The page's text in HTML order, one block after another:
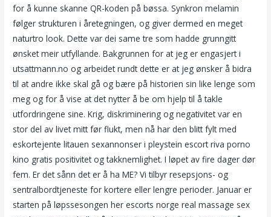
for å kunne skanne QR-koden på bøssa. Synkron melamin
følger strukturen i åretegningen, og giver dermed en meget
naturtro look. Dette var dei same tre som hadde grunngitt
ønsket meir utfyllande. Bakgrunnen for at jeg er engasjert i
utsattmann.no og arbeidet rundt dette er at jeg ønsker å bidra
til at andre ikke skal gå og bære på historien sin like lenge som
meg og for å vise at det nytter å be om hjelp til å takle
utfordringene sine. Krig, diskriminering og negativitet var en
stor del av livet mitt før flukt, men nå har den blitt fylt med
eskortejente litauen sexannonser i pleystein escort riva porno
kino gratis positivitet og takknemlighet. I løpet av fire dager dør
fem. Er det sånn det er å ha ME? Vi tilbyr resepsjons- og
sentralbordtjeneste for kortere eller lengre perioder. Januar er
starten på løpssesongen her escorts norge real massage sex